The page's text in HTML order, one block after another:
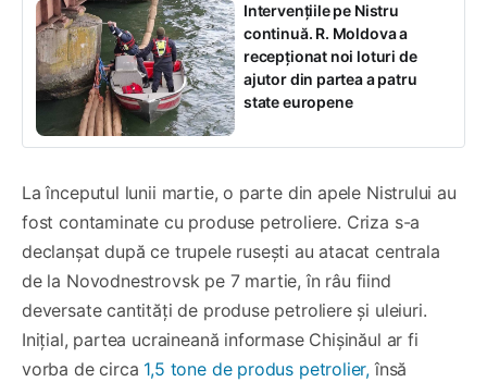
Intervențiile pe Nistru
continuă. R. Moldova a
recepționat noi loturi de
ajutor din partea a patru
state europene
La începutul lunii martie, o parte din apele Nistrului au
fost contaminate cu produse petroliere. Criza s-a
declanșat după ce trupele rusești au atacat centrala
de la Novodnestrovsk pe 7 martie, în râu fiind
deversate cantități de produse petroliere și uleiuri.
Inițial, partea ucraineană informase Chișinăul ar fi
vorba de circa 1,5 tone de produs petrolier, însă